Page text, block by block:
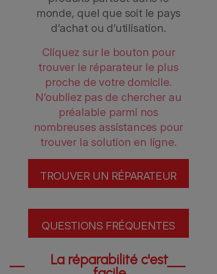
monde, quel que soit le pays
d’achat ou d’utilisation.
Cliquez sur le bouton pour
trouver le réparateur le plus
proche de votre domicile.
N’oubliez pas de chercher au
préalable parmi nos
nombreuses assistances pour
trouver la solution en ligne.
TROUVER UN RÉPARATEUR
QUESTIONS FRÉQUENTES
La réparabilité c'est